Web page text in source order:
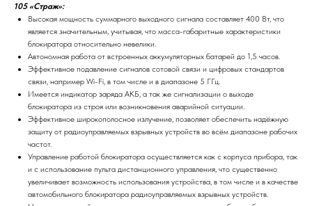
105 «Страж»:
Высокая мощность суммарного выходного сигнала составляет 400 Вт, что
является значительным, учитывая, что масса-габаритные характеристики
блокиратора относительно невелики.
Автономная работа от встроенных аккумуляторных батарей до 1,5 часов.
Эффективное подавление сигналов сотовой связи и цифровых стандартов
связи, например Wi-Fi, в том числе и в диапазоне 5 ГГц.
Имеется индикатор заряда АКБ, а так же сигнализации о выходе
блокиратора из строя или возникновения аварийной ситуации.
Эффективное широкополосное излучение, позволяет обеспечить надёжную
защиту от радиоуправляемых взрывных устройств во всём диапазоне рабочих
частот.
Управление работой блокиратора осуществляется как с корпуса прибора, так
и с использование пульта дистанционного управления, что существенно
увеличивает возможность использования устройства, в том числе и в качестве
автомобильного блокиратора радиоуправляемых взрывных устройств.